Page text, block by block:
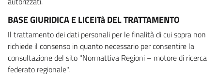
BASE GIURIDICA E LICEITà DEL TRATTAMENTO
Il trattamento dei dati personali per le finalità di cui sopra non
richiede il consenso in quanto necessario per consentire la
consultazione del sito "Normattiva Regioni – motore di ricerca
federato regionale".